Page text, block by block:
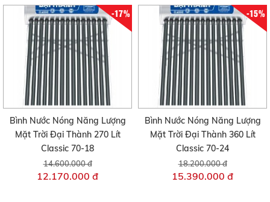
-17%
Bình Nước Nóng Năng Lượng
Mặt Trời Đại Thành 270 Lít
Classic 70-18
14.600.000 đ
12.170.000 đ
-15%
Bình Nước Nóng Năng Lượng
Mặt Trời Đại Thành 360 Lít
Classic 70-24
18.200.000 đ
15.390.000 đ